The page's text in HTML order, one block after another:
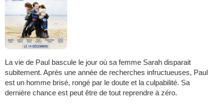
La vie de Paul bascule le jour où sa femme Sarah disparait
subitement. Après une année de recherches infructueuses, Paul
est un homme brisé, rongé par le doute et la culpabilité. Sa
dernière chance est peut être de tout reprendre à zéro.